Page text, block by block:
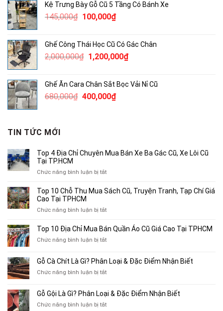
172,000₫. là:
100,000₫.
Kệ Trưng Bày Gỗ Cũ 5 Tầng Có Bánh Xe
145,000₫ Giá
145,000₫.
100,000₫Giá
là:
100,000₫.
Ghế Công Thái Học Cũ Có Gác Chân
2,000,000₫ Giá
2,000,000₫.
1,200,000₫Giá
là:
Ghế Ăn Cara Chân Sắt Bọc Vải Nỉ Cũ
680,000₫ Giá
400,000₫Giá
TIN TỨC MỚI
Top 4 Địa Chỉ Chuyên Mua Bán Xe Ba Gác Cũ, Xe Lôi Cũ
Tại TP.HCM
Chức năng bình luận bị tắtở
4
Chuyên
Bán
Xe
Cũ,
Xe
Cũ
TP.HCM
Top 10 Chỗ Thu Mua Sách Cũ, Truyện Tranh, Tạp Chí Giá
Cao Tại TPHCM
Chức năng bình luận bị tắtở
10
Thu
Sách
Tạp
Chí
Top 10 Địa Chỉ Mua Bán Quần Áo Cũ Giá Cao Tại TPHCM
Chức năng bình luận bị tắtở
Địa
Chỉ
Bán
Áo
Gỗ Cà Chít Là Gì? Phân Loại & Đặc Điểm Nhận Biết
Chức năng bình luận bị tắtở
Chít
Là
Gỗ Gội Là Gì? Phân Loại & Đặc Điểm Nhận Biết
Chức năng bình luận bị tắtở